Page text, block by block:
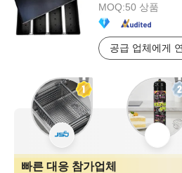
MOQ:50 상품
공급 업체에게
빠른 대응 참가업체